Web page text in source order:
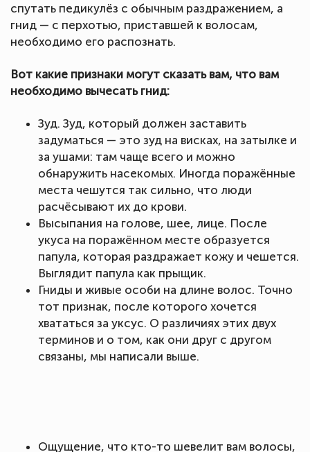
спутать педикулёз с обычным раздражением, а
гнид — с перхотью, приставшей к волосам,
необходимо его распознать.
Вот какие признаки могут сказать вам, что вам
необходимо вычесать гнид:
Зуд. Зуд, который должен заставить
задуматься — это зуд на висках, на затылке и
за ушами: там чаще всего и можно
обнаружить насекомых. Иногда поражённые
места чешутся так сильно, что люди
расчёсывают их до крови.
Высыпания на голове, шее, лице. После
укуса на поражённом месте образуется
папула, которая раздражает кожу и чешется.
Выглядит папула как прыщик.
Гниды и живые особи на длине волос. Точно
тот признак, после которого хочется
хвататься за уксус. О различиях этих двух
терминов и о том, как они друг с другом
связаны, мы написали выше.
Ощущение, что кто-то шевелит вам волосы,